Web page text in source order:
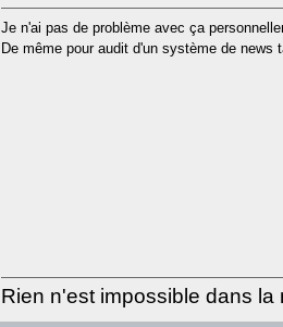
Je n'ai pas de problème avec ça
De même pour audit d'un système de
Rien n'est impossible dans